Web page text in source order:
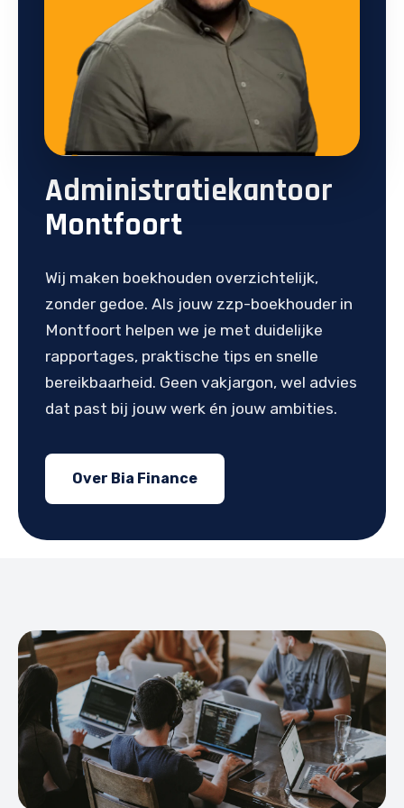
Administratiekantoor
Montfoort
Wij maken boekhouden overzichtelijk,
zonder gedoe. Als jouw zzp-boekhouder in
Montfoort helpen we je met duidelijke
rapportages, praktische tips en snelle
bereikbaarheid. Geen vakjargon, wel advies
dat past bij jouw werk én jouw ambities.
Over Bia Finance